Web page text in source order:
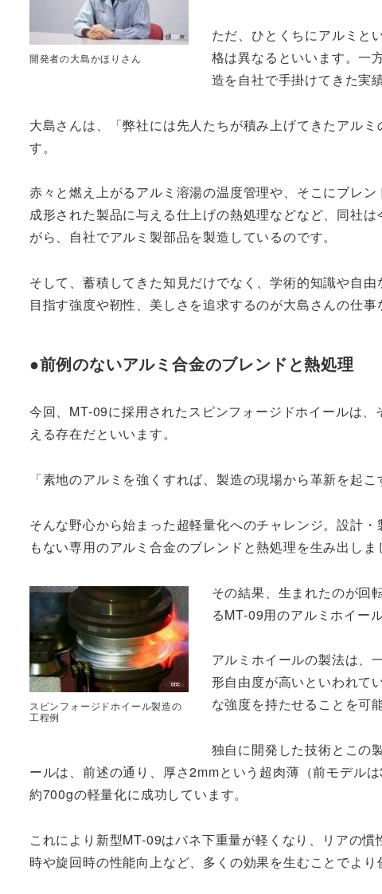
開発者の大島かほりさん
ただ、ひとくちにアルミと
格は異なるといいます。一
造を自社で手掛けてきた実
大島さんは、「弊社には先人たちが積み上げてきたアル
す。
赤々と燃え上がるアルミ溶湯の温度管理や、そこにブレン
成形された製品に与える仕上げの熱処理などなど、同社
がら、自社でアルミ製部品を製造しているのです。
そして、蓄積してきた知見だけでなく、学術的知識や自
目指す強度や靭性、美しさを追求するのが大島さんの仕事
●前例のないアルミ合金のブレンドと熱処理
今回、MT-09に採用されたスピンフォージドホイールは
える存在だといいます。
「素地のアルミを強くすれば、製造の現場から革新を起こ
そんな野心から始まった超軽量化へのチャレンジ。設計
もない専用のアルミ合金のブレンドと熱処理を生み出しま
スピンフォージドホイール製造の
工程例
その結果、生まれたのが回
るMT-09用のアルミホイール
アルミホイールの製法は、
形自由度が高いといわれて
な強度を持たせることを可
独自に開発した技術とこの
ールは、前述の通り、厚さ2mmという超肉薄（前モデル
約700gの軽量化に成功しています。
これにより新型MT-09はバネ下重量が軽くなり、リアの
時や旋回時の性能向上など、多くの効果を生むことでより